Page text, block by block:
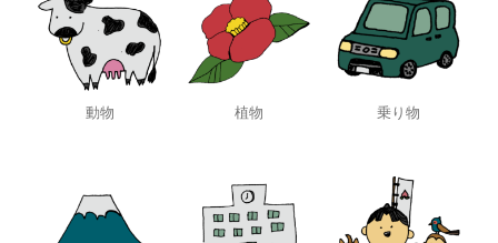
動物 植物 乗り物